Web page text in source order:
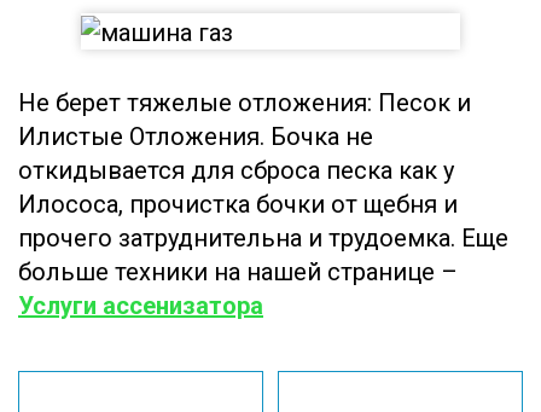
Не берет тяжелые отложения: Песок и
Илистые Отложения. Бочка не
откидывается для сброса песка как у
Илососа, прочистка бочки от щебня и
прочего затруднительна и трудоемка. Еще
больше техники на нашей странице –
Услуги ассенизатора